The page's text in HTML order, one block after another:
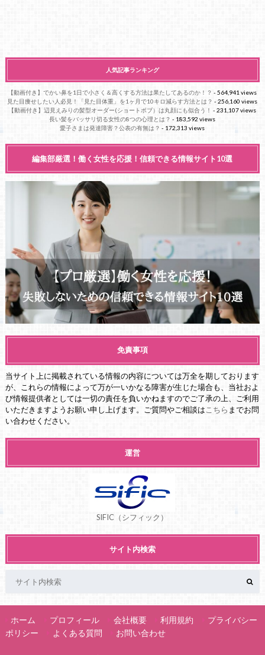
人気記事ランキング
【動画付き】でかい鼻を1日で小さく＆高くする方法は果たしてあるのか！？ - 564,941 views
見た目痩せしたい人必見！「見た目体重」を1ヶ月で10キロ減らす方法とは？ - 256,160 views
【動画付き】辺見えみりの髪型オーダー(ショートボブ）は丸顔にも似合う！ - 231,107 views
長い髪をバッサリ切る女性の8つの心理とは？ - 183,592 views
愛子さまは発達障害？公表の有無は？ - 172,313 views
編集部厳選！働く女性を応援！信頼できる情報サイト10選
免責事項
当サイト上に掲載されている情報の内容については万全を期しております
が、これらの情報によって万が一いかなる障害が生じた場合も、当社およ
び情報提供者としては一切の責任を負いかねますのでご了承の上、ご利用
いただきますようお願い申し上げます。ご質問やご相談は こちら までお問
い合わせください。
運営
SIFIC（シフィック）
サイト内検索
ホーム プロフィール 会社概要 利用規約
プライバシー
ポリシー
よくある質問 お問い合わせ